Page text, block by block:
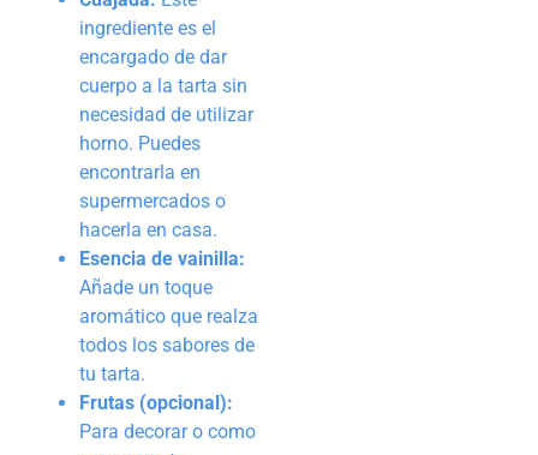
ingrediente es el
encargado de dar
cuerpo a la tarta sin
necesidad de utilizar
horno. Puedes
encontrarla en
supermercados o
hacerla en casa.
Esencia de vainilla:
Añade un toque
aromático que realza
todos los sabores de
tu tarta.
Frutas (opcional):
Para decorar o como